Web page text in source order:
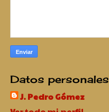
Datos personales
J. Pedro Gómez